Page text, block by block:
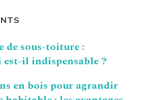
de sous-toiture :
il indispensable ?
en bois pour agrandir